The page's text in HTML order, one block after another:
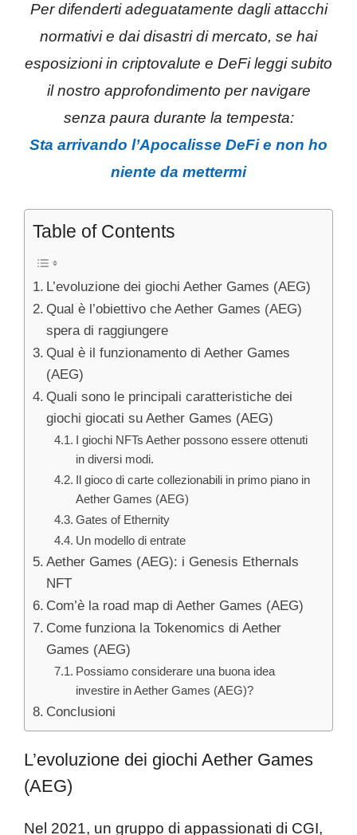
Per difenderti adeguatamente dagli attacchi
normativi e dai disastri di mercato, se hai
esposizioni in criptovalute e DeFi leggi subito
il nostro approfondimento per navigare
senza paura durante la tempesta:
Sta arrivando l’Apocalisse DeFi e non ho
niente da mettermi
Table of Contents
L’evoluzione dei giochi Aether Games (AEG)
Qual è l’obiettivo che Aether Games (AEG)
spera di raggiungere
Qual è il funzionamento di Aether Games
(AEG)
Quali sono le principali caratteristiche dei
giochi giocati su Aether Games (AEG)
I giochi NFTs Aether possono essere ottenuti
in diversi modi.
Il gioco di carte collezionabili in primo piano in
Aether Games (AEG)
Gates of Ethernity
Un modello di entrate
Aether Games (AEG): i Genesis Ethernals
NFT
Com’è la road map di Aether Games (AEG)
Come funziona la Tokenomics di Aether
Games (AEG)
Possiamo considerare una buona idea
investire in Aether Games (AEG)?
Conclusioni
L’evoluzione dei giochi Aether Games
(AEG)
Nel 2021, un gruppo di appassionati di CGI,